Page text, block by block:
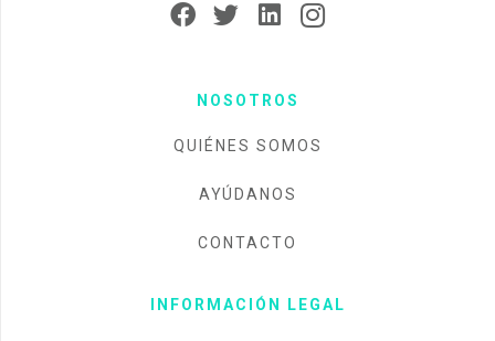
NOSOTROS
QUIÉNES SOMOS
AYÚDANOS
CONTACTO
INFORMACIÓN LEGAL